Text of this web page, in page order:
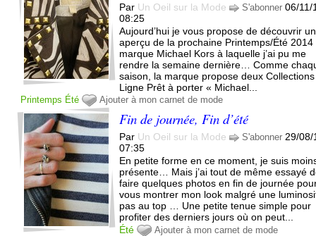
Par Un Oeil sur la Mode S'abonner 06/11/
08:25
Aujourd’hui je vous propose de découvrir un
aperçu de la prochaine Printemps/Été 2014
marque Michael Kors à laquelle j’ai pu me
rendre la semaine dernière… Comme
saison, la marque propose deux
Ligne Prêt à porter « Michael...
Printemps Été Ajouter à mon carnet de mode
Fin de journée, Fin d’été
Par Un Oeil sur la Mode S'abonner 29/08/
07:35
En petite forme en ce moment, je suis
présente… Mais j’ai tout de même essayé
faire quelques photos en fin de journée
vous montrer mon look malgré une
pas au top … Une petite tenue simple pour
profiter des derniers jours où on peut...
Été
Ajouter à mon carnet de mode